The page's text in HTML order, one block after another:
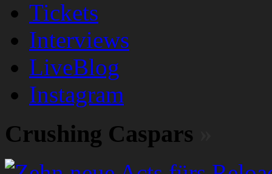
Tickets
Interviews
LiveBlog
Instagram
Crushing Caspars